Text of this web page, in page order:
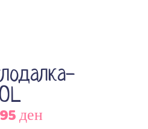
денCurrent